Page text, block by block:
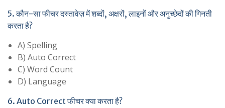
5. कौन-सा फीचर दस्तावेज़ में शब्दों, अक्षरों, लाइनों और अनुच्छेदों की गिनती
करता है?
A) Spelling
B) Auto Correct
C) Word Count
D) Language
6. Auto Correct फीचर क्या करता है?